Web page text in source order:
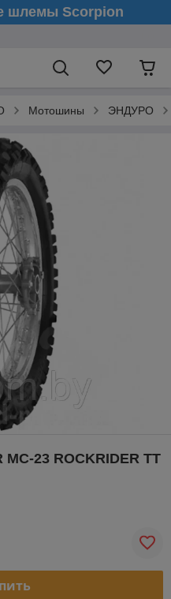
шлемы Scorpion
Мотошины ЭНДУРО
23 ROCKRIDER TT